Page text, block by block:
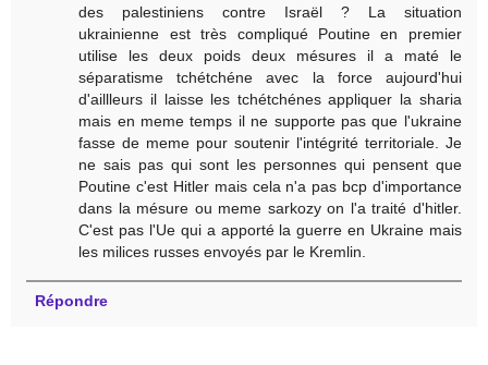
des palestiniens contre Israël ? La situation
ukrainienne est très compliqué Poutine en premier
utilise les deux poids deux mésures il a maté le
séparatisme tchétchéne avec la force aujourd'hui
d'aillleurs il laisse les tchétchénes appliquer la sharia
mais en meme temps il ne supporte pas que l'ukraine
fasse de meme pour soutenir l'intégrité territoriale. Je
ne sais pas qui sont les personnes qui pensent que
Poutine c'est Hitler mais cela n'a pas bcp d'importance
dans la mésure ou meme sarkozy on l'a traité d'hitler.
C'est pas l'Ue qui a apporté la guerre en Ukraine mais
les milices russes envoyés par le Kremlin.
Répondre